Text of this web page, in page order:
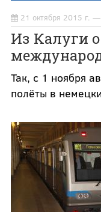
21 октября 2015 г.
Из Калуги
Так, с 1 ноября
полёты в